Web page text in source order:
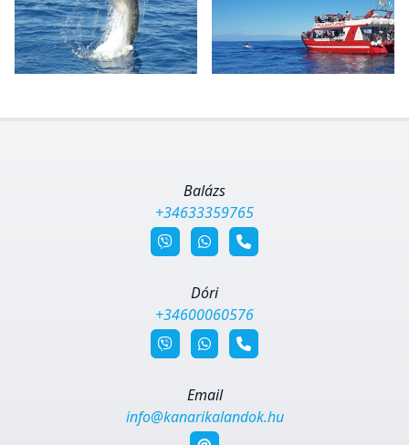
Balázs
+34633359765
Email
info@kanarikalandok.hu
Dóri
+34600060576